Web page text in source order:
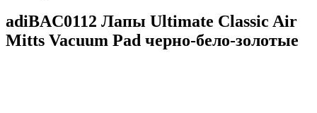
adiBAC0112 Лапы Ultimate Classic Air
Mitts Vacuum Pad черно-бело-золотые